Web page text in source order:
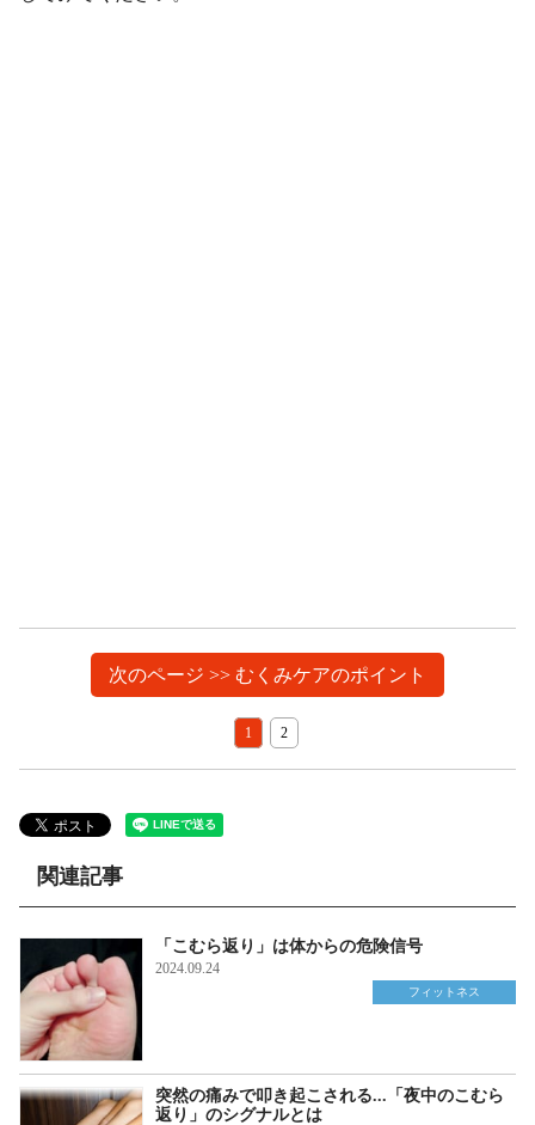
次のページ >> むくみケアのポイント
1 2
関連記事
「こむら返り」は体からの危険信号
2024.09.24
フィットネス
突然の痛みで叩き起こされる...「夜中のこむら
返り」のシグナルとは